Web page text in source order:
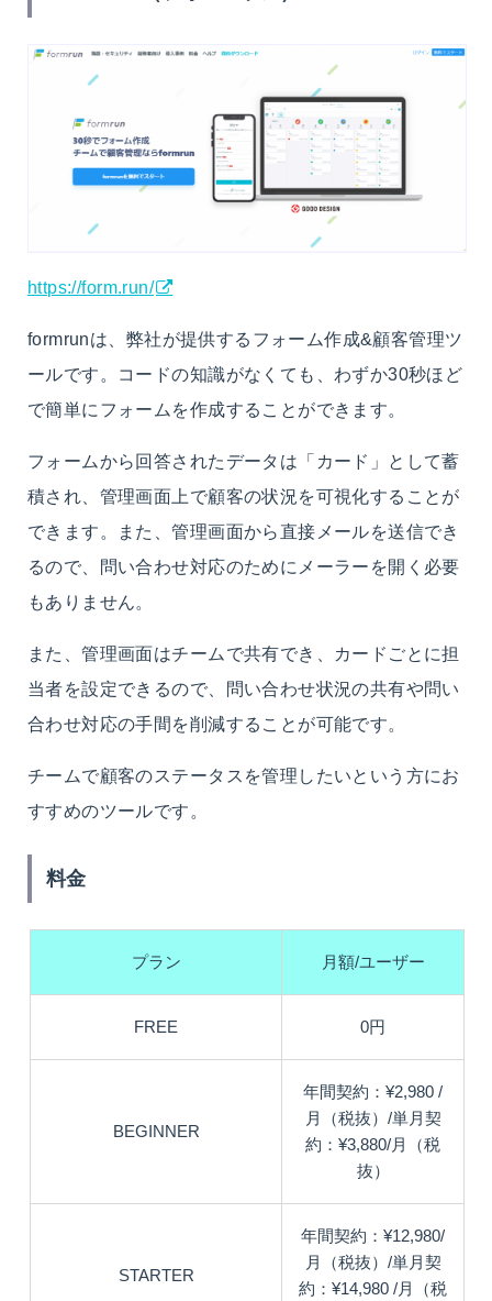
https://form.run/
formrunは、弊社が提供するフォーム作成&顧客管理ツ
ールです。コードの知識がなくても、わずか30秒ほど
で簡単にフォームを作成することができます。
フォームから回答されたデータは「カード」として蓄
積され、管理画面上で顧客の状況を可視化することが
できます。また、管理画面から直接メールを送信でき
るので、問い合わせ対応のためにメーラーを開く必要
もありません。
また、管理画面はチームで共有でき、カードごとに担
当者を設定できるので、問い合わせ状況の共有や問い
合わせ対応の手間を削減することが可能です。
チームで顧客のステータスを管理したいという方にお
すすめのツールです。
料金
プラン 月額/ユーザー
FREE 0円
BEGINNER
年間契約：¥2,980 /
月（税抜）/単月契
約：¥3,880/月（税
抜）
STARTER
年間契約：¥12,980/
月（税抜）/単月契
約：¥14,980 /月（税